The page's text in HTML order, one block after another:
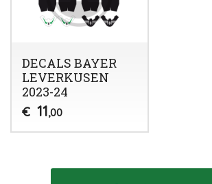
DECALS BAYER
LEVERKUSEN
2023-24
€ 11,00